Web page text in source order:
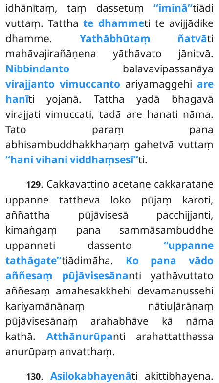
idhānītaṃ, taṃ dassetuṃ ‘‘iminā’’tiādi
vuttaṃ. Tatthate dhammeti te avijjādike
dhamme. Yathābhūtaṃ ñatvāti
mahāvajirañāṇena yāthāvato jānitvā.
Nibbindanto balavavipassanāya
virajjanto vimuccanto ariyamaggehi are
hanīti yojanā. Tattha yadā bhagavā
virajjati vimuccati, tadā are hanati nāma.
Tato paraṃ pana
abhisambuddhakkhaṇaṃ gahetvā vuttaṃ
‘‘hani vihani viddhaṃsesī’’ti.
129. Cakkavattino acetane cakkaratane
uppanne tattheva loko pūjaṃ karoti,
aññattha pūjāvisesā pacchijjanti,
kimaṅgaṃ pana sammāsambuddhe
uppanneti dassento ‘‘uppanne
tathāgate’’tiādimāha. Ko pana vādo
aññesaṃ pūjāvisesānanti yathāvuttato
aññesaṃ amahesakkhehi devamanussehi
kariyamānānaṃ nātiuḷārānaṃ
pūjāvisesānaṃ arahabhāve kā nāma
kathā. Atthānurūpanti arahattatthassa
anurūpaṃ anvatthaṃ.
130. Asilokabhayenāti akittibhayena.